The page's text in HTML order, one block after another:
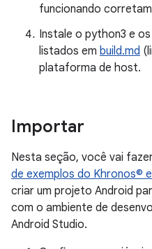
funcionando
Instale o python3 e
listados em build.md
plataforma de host.
Importar
Nesta seção, você vai
de exemplos do Khronos©
criar um projeto Android
com o ambiente de
Android Studio.